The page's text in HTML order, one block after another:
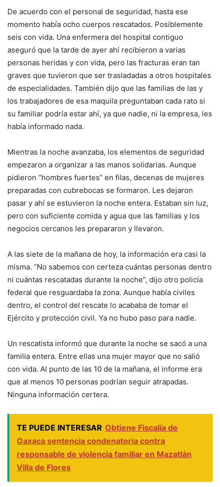
De acuerdo con el personal de seguridad, hasta ese
momento había ocho cuerpos rescatados. Posiblemente
seis con vida. Una enfermera del hospital contiguo
aseguró que la tarde de ayer ahí recibieron a varias
personas heridas y con vida, pero las fracturas eran tan
graves que tuvieron que ser trasladadas a otros hospitales
de especialidades. También dijo que las familias de las y
los trabajadores de esa maquila preguntaban cada rato si
su familiar podría estar ahí, ya que nadie, ni la empresa, les
había informado nada.
Mientras la noche avanzaba, los elementos de seguridad
empezaron a organizar a las manos solidarias. Aunque
pidieron “hombres fuertes” en filas, decenas de mujeres
preparadas con cubrebocas se formaron. Les dejaron
pasar y ahí se estuvieron la noche entera. Estaban sin luz,
pero con suficiente comida y agua que las familias y los
negocios cercanos les prepararon y llevaron.
A las siete de la mañana de hoy, la información era casi la
misma. “No sabemos con certeza cuántas personas dentro
ni cuántas rescatadas durante la noche”, dijo otro policía
federal que resguardaba la zona. Aunque había civiles
dentro, el control del rescate lo acababa de tomar el
Ejército y protección civil. Ya no hubo paso para nadie.
Un rescatista informó que durante la noche se sacó a una
familia entera. Entre ellas una mujer mayor que no salió
con vida. Al punto de las 10 de la mañana, el informe era
que al menos 10 personas podrían seguir atrapadas.
Ninguna información certera.
TE PUEDE INTERESAR Obtiene Fiscalía de
Oaxaca sentencia condenatoria contra
responsable de violencia familiar en Mazatlán
Villa de Flores